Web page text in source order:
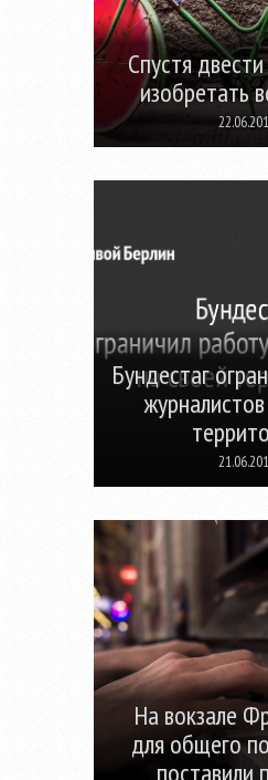
Спустя
изобретать
Бундестаг
На вокзале
для общего
поставили